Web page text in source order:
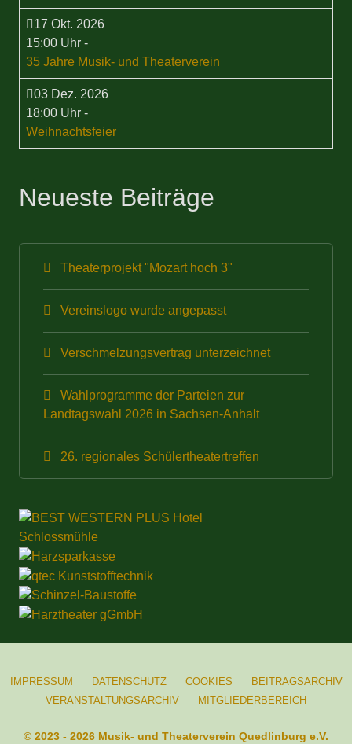
17 Okt. 2026
15:00 Uhr -
35 Jahre Musik- und Theaterverein
03 Dez. 2026
18:00 Uhr -
Weihnachtsfeier
Neueste Beiträge
Theaterprojekt "Mozart hoch 3"
Vereinslogo wurde angepasst
Verschmelzungsvertrag unterzeichnet
Wahlprogramme der Parteien zur
Landtagswahl 2026 in Sachsen-Anhalt
26. regionales Schülertheatertreffen
IMPRESSUM DATENSCHUTZ COOKIES
BEITRAGSARCHIV
VERANSTALTUNGSARCHIV
MITGLIEDERBEREICH
© 2023 - 2026 Musik- und Theaterverein Quedlinburg e.V.